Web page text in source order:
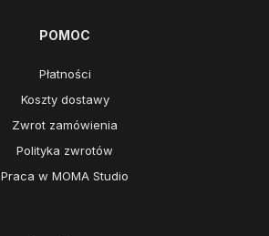
POMOC
Płatności
Koszty dostawy
Zwrot zamówienia
Polityka zwrotów
Praca w MOMA Studio